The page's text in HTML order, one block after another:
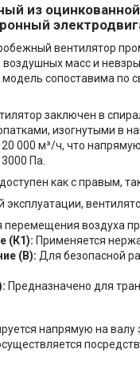
из
вентилятор
масс и
сопоставима
заключен в
изогнутыми в
000 м³/ч, что
Па.
как с правым,
эксплуатации,
воздуха
(К1): Применяется
(В): Для безопасной
Предназначено для
напрямую на валу